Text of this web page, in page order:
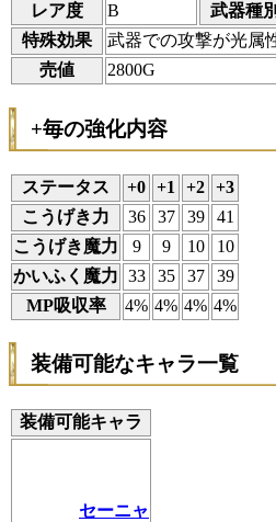
レア度 B 武器種別
特殊効果
武器での攻撃が光属
売値
2800G
+毎の強化内容
ステータス +0 +1 +2 +3
こうげき力
36 37 39
41
こうげき魔力
9 9 10
10
かいふく魔力 33 35 37
39
MP吸収率
4% 4% 4% 4%
装備可能なキャラ一覧
装備可能キャラ
セーニャ